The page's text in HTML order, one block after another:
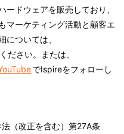
ドウェアを販売しており、
マーケティング活動と顧客エ
については、
ださい。または、
でIspireをフォローし
（改正を含む）第27A条